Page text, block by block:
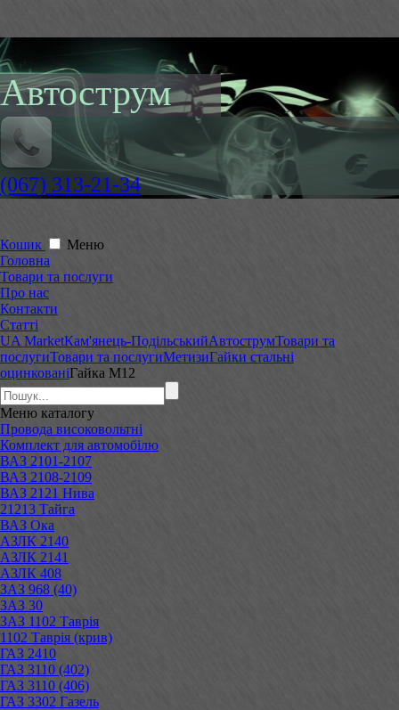
Автострум
(067) 313-21-34
Кошик
Меню
Головна
Товари та послуги
Про нас
Контакти
Статті
UA MarketКам'янець-ПодільськийАвтострумТовари та
послугиТовари та послугиМетизиГайки стальні
оцинкованіГайка М12
Меню каталогу
Провода високовольтні
Комплект для автомобілю
ВАЗ 2101-2107
ВАЗ 2108-2109
ВАЗ 2121 Нива
21213 Тайга
ВАЗ Ока
АЗЛК 2140
АЗЛК 2141
АЗЛК 408
ЗАЗ 968 (40)
ЗАЗ 30
ЗАЗ 1102 Таврія
1102 Таврія (крив)
ГАЗ 2410
ГАЗ 3110 (402)
ГАЗ 3110 (406)
ГАЗ 3302 Газель